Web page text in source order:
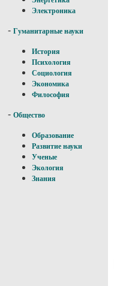
Электроника
- Гуманитарные науки
История
Психология
Социология
Экономика
Философия
- Общество
Образование
Развитие науки
Ученые
Экология
Знания